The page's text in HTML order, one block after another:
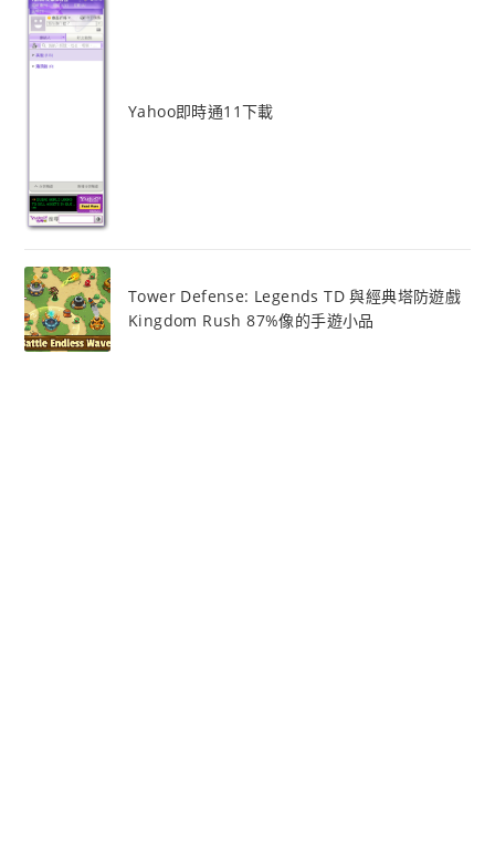
Yahoo即時通11下載
Tower Defense: Legends TD 與經典塔防遊戲
Kingdom Rush 87%像的手遊小品